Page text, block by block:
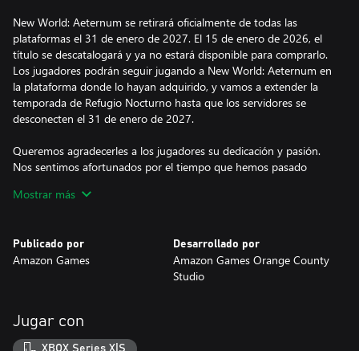
New World: Aeternum se retirará oficialmente de todas las
plataformas el 31 de enero de 2027. El 15 de enero de 2026, el
título se descatalogará y ya no estará disponible para comprarlo.
Los jugadores podrán seguir jugando a New World: Aeternum en
la plataforma donde lo hayan adquirido, y vamos a extender la
temporada de Refugio Nocturno hasta que los servidores se
desconecten el 31 de enero de 2027.
Queremos agradecerles a los jugadores su dedicación y pasión.
Nos sentimos afortunados por el tiempo que hemos pasado
creado algo especial. Aunque nos entristece deciros adiós, nos
Ha sido un placer trabajar en New World: Aeternum y hacer
evolucionar esta inolvidable aventura con todos vosotros. Nos
legendario. Desde lo más profundo de nuestros corazones,
gracias por compartir este mundo con nosotros.
Mostrar más
Publicado por
Amazon Games
Desarrollado por
Amazon Games Orange County
Studio
Jugar con